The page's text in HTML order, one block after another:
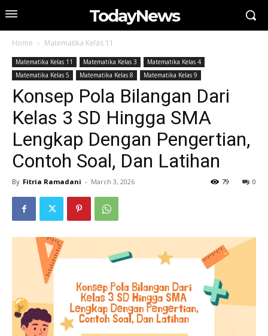
TodayNews
Home Matematika Kelas 11
Matematika Kelas 11 Matematika Kelas 3
Matematika Kelas 4
Matematika Kelas 5
Matematika Kelas 8 Matematika Kelas 9
Konsep Pola Bilangan Dari
Kelas 3 SD Hingga SMA
Lengkap Dengan Pengertian,
Contoh Soal, Dan Latihan
By Fitria Ramadani - March 3, 2026 0
79